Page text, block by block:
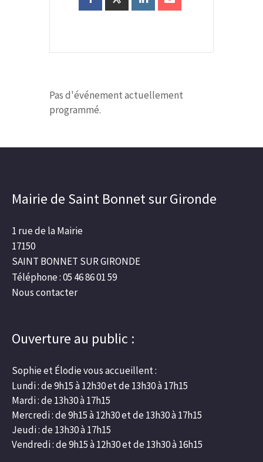
Pas d'événement actuellement
programmé.
Mairie de Saint Bonnet sur Gironde
1 rue de la Mairie
17150
SAINT BONNET SUR GIRONDE
Téléphone : 05 46 86 01 59
Nous contacter
Ouverture au public :
Sophie et Élodie vous accueillent :
Lundi : de 9h15 à 12h30 et de 13h30 à 17h15
Mardi : de 13h30 à 17h15
Mercredi : de 9h15 à 12h30 et de 13h30 à 17h15
Jeudi : de 13h30 à 17h15
Vendredi : de 9h15 à 12h30 et de 13h30 à 16h15